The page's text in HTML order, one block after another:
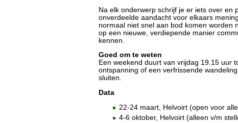
Na elk onderwerp schrijf je er iets over en
onverdeelde aandacht voor elkaars
normaal niet snel aan bod komen worden
op een nieuwe, verdiepende manier
kennen.
Goed om te weten
Een weekend duurt van vrijdag 19.15 uur
ontspanning of een verfrissende
sluiten.
Data
22-24 maart, Helvoirt (open voor
4-6 oktober, Helvoirt (alleen v/m